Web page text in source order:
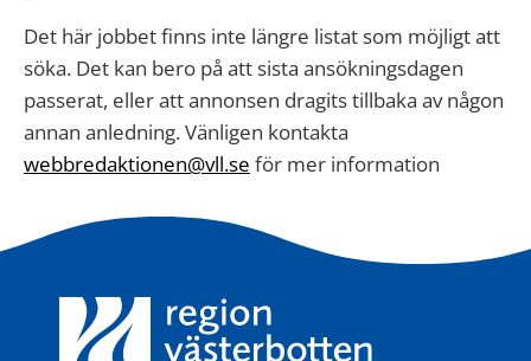
Det här jobbet finns inte längre listat som möjligt att
söka. Det kan bero på att sista ansökningsdagen
passerat, eller att annonsen dragits tillbaka av någon
annan anledning. Vänligen kontakta
webbredaktionen@vll.se för mer information